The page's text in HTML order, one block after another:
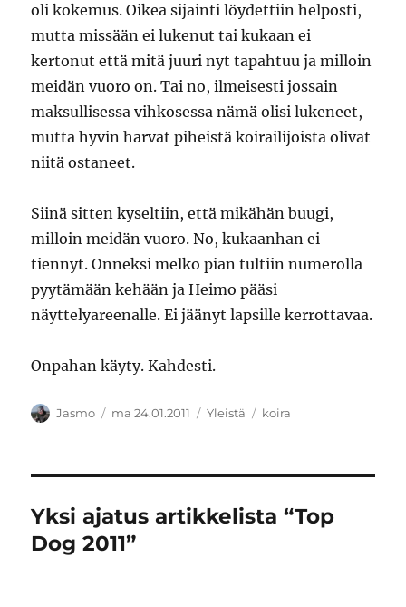
oli kokemus. Oikea sijainti löydettiin helposti,
mutta missään ei lukenut tai kukaan ei
kertonut että mitä juuri nyt tapahtuu ja milloin
meidän vuoro on. Tai no, ilmeisesti jossain
maksullisessa vihkosessa nämä olisi lukeneet,
mutta hyvin harvat piheistä koirailijoista olivat
niitä ostaneet.
Siinä sitten kyseltiin, että mikähän buugi,
milloin meidän vuoro. No, kukaanhan ei
tiennyt. Onneksi melko pian tultiin numerolla
pyytämään kehään ja Heimo pääsi
näyttelyareenalle. Ei jäänyt lapsille kerrottavaa.
Onpahan käyty. Kahdesti.
Kirjoittaja
Jasmo Julkaistu
ma 24.01.2011 Kategoriat
Yleistä Avainsanat
koira
Yksi ajatus artikkelista “Top
Dog 2011”